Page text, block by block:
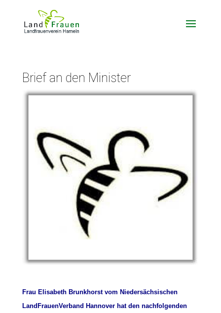
Brief an den Minister
Frau Elisabeth Brunkhorst vom Niedersächsischen
LandFrauenVerband Hannover hat den nachfolgenden